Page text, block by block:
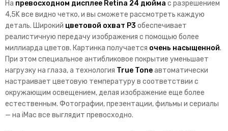
На превосходном дисплее Retina 24 дюйма с разрешением
4,5K все видно четко, и вы сможете рассмотреть каждую
деталь. Широкий цветовой охват P3 обеспечивает
реалистичную передачу изображения с помощью более
миллиарда цветов. Картинка получается очень насыщенной.
При этом специальное антибликовое покрытие уменьшает
нагрузку на глаза, а технология True Toneавтоматически
настраивает цветовую температуру в соответствии с
окружаю­щим освещением, делая изображение еще более
естественным. Фотографии, презентации, фильмы и сериалы
— на iMac все выглядит превосходно.